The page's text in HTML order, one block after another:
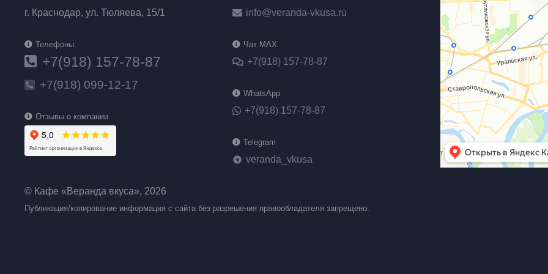
г. Краснодар, ул. Тюляева, 15/1
Телефоны:
+7(918) 157-78-87
+7(918) 099-12-17
Отзывы о компании
info@veranda-vkusa.ru
Чат MAX
+7(918) 157-78-87
WhatsApp
+7(918) 157-78-87
Telegram
telegram veranda_vkusa
© Кафе «Веранда вкуса», 2026
Публикация/копирование информация с сайта без разрешения правообладателя запрещено.